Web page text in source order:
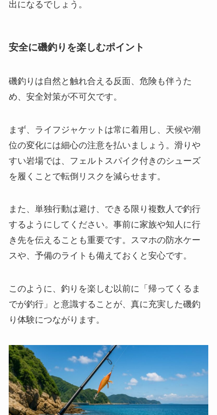
出になるでしょう。
安全に磯釣りを楽しむポイント
磯釣りは自然と触れ合える反面、危険も伴うた
め、安全対策が不可欠です。
まず、ライフジャケットは常に着用し、天候や潮
位の変化には細心の注意を払いましょう。滑りや
すい岩場では、フェルトスパイク付きのシューズ
を履くことで転倒リスクを減らせます。
また、単独行動は避け、できる限り複数人で釣行
するようにしてください。事前に家族や知人に行
き先を伝えることも重要です。スマホの防水ケー
スや、予備のライトも備えておくと安心です。
このように、釣りを楽しむ以前に「帰ってくるま
でが釣行」と意識することが、真に充実した磯釣
り体験につながります。